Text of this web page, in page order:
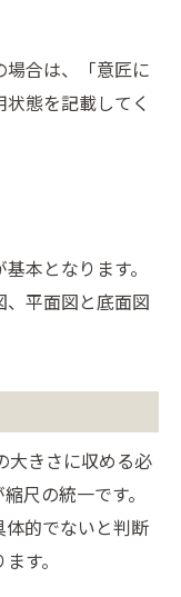
合は、「意匠に
態を記載してく
本となります。
平面図と底面図
きさに収める必
尺の統一です。
的でないと判断
す。